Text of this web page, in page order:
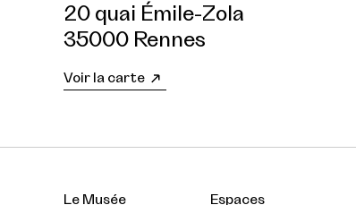
20 quai Émile-Zola
35000 Rennes
Voir la carte
Le Musée Espaces